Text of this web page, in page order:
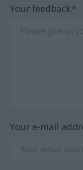
Your feedback*
Your e-mail